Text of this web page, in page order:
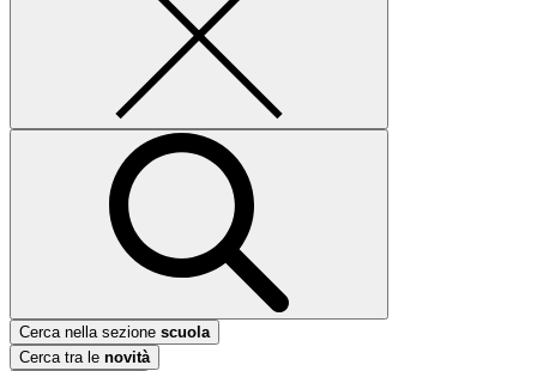
Cerca nella sezione scuola
Cerca tra le novità